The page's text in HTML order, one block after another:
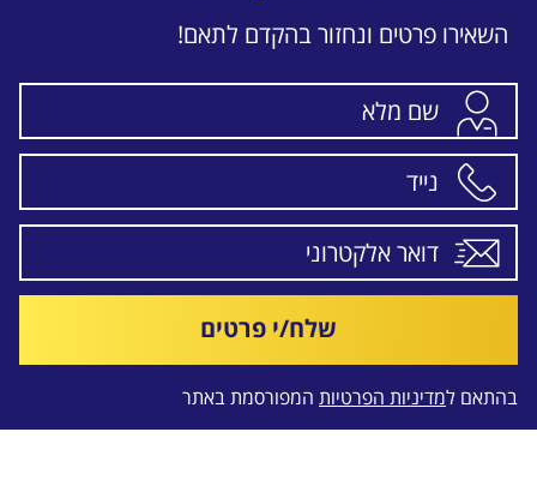
השאירו פרטים ונחזור בהקדם לתאם!
שלח/י פרטים
בהתאם למדיניות הפרטיות המפורסמת באתר